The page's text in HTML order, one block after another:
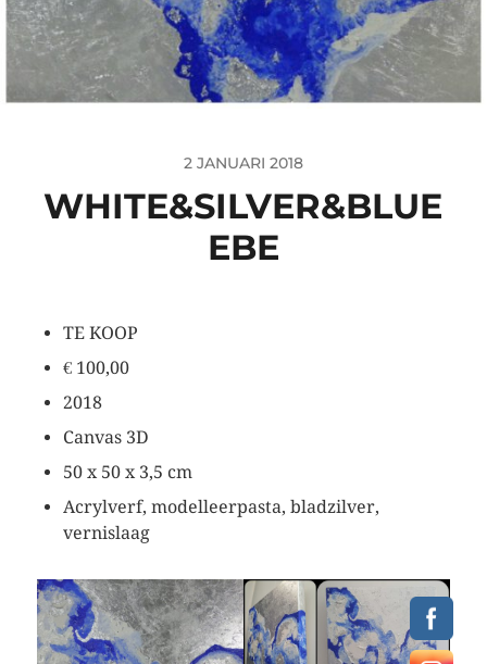
2 JANUARI 2018
WHITE&SILVER&BLUE
EBE
TE KOOP
€ 100,00
2018
Canvas 3D
50 x 50 x 3,5 cm
Acrylverf, modelleerpasta, bladzilver,
vernislaag